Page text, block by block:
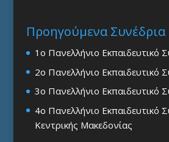
Προηγούμενα Συνέδρια
1ο Πανελλήνιο Εκπαιδευτικό
2ο Πανελλήνιο Εκπαιδευτικό
3ο Πανελλήνιο Εκπαιδευτικό
4ο Πανελλήνιο Εκπαιδευτικό
Κεντρικής Μακεδονίας